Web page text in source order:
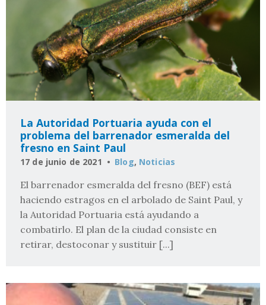
La Autoridad Portuaria ayuda con el
problema del barrenador esmeralda del
fresno en Saint Paul
17 de junio de 2021 Blog, Noticias
El barrenador esmeralda del fresno (BEF) está
haciendo estragos en el arbolado de Saint Paul, y
la Autoridad Portuaria está ayudando a
combatirlo. El plan de la ciudad consiste en
retirar, destoconar y sustituir [...]